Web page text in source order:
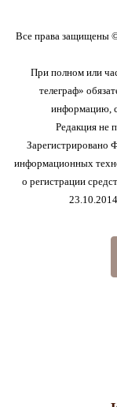
Все права защищены
При полном или
телеграф»
информацию,
Редакция не
Зарегистрировано
информационных
о регистрации